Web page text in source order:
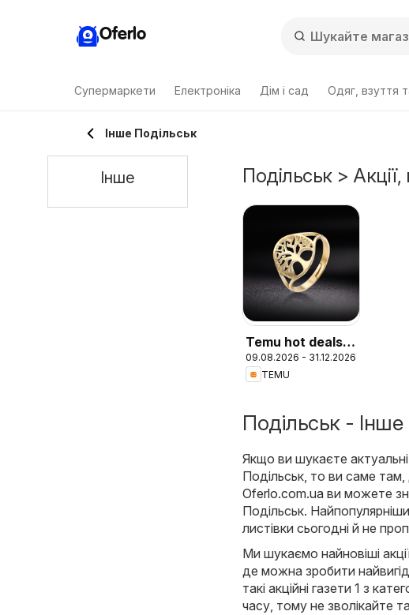
Oferlo
Супермаркети Електроніка Дім і сад Одяг, взуття
Інше Подільськ
Подільськ >
Temu hot deals –
Ukraine
09.08.2026 - 31.12.2026
TEMU
Подільськ - Інше
Якщо ви шукаєте актуальні
Подільськ, то ви саме
Oferlo.com.ua ви можете
Подільськ.
листівки сьогодні й не
Ми шукаємо найновіші
де можна зробити
такі акційні газети 1 з
часу, тому не зволікайте
Інше